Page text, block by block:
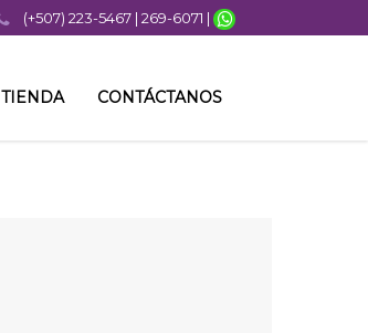
(+507) 223-5467 | 269-6071 |
TIENDA CONTÁCTANOS